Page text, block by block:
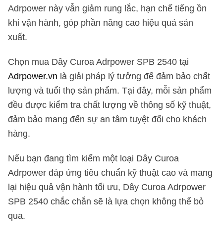
Adrpower này vẫn giảm rung lắc, hạn chế tiếng ồn
khi vận hành, góp phần nâng cao hiệu quả sản
xuất.
Chọn mua Dây Curoa Adrpower SPB 2540 tại
Adrpower.vn là giải pháp lý tưởng để đảm bảo chất
lượng và tuổi thọ sản phẩm. Tại đây, mỗi sản phẩm
đều được kiểm tra chất lượng về thông số kỹ thuật,
đảm bảo mang đến sự an tâm tuyệt đối cho khách
hàng.
Nếu bạn đang tìm kiếm một loại Dây Curoa
Adrpower đáp ứng tiêu chuẩn kỹ thuật cao và mang
lại hiệu quả vận hành tối ưu, Dây Curoa Adrpower
SPB 2540 chắc chắn sẽ là lựa chọn không thể bỏ
qua.